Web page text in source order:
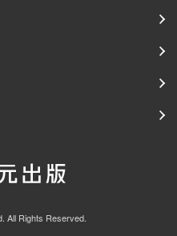
All Rights Reserved.